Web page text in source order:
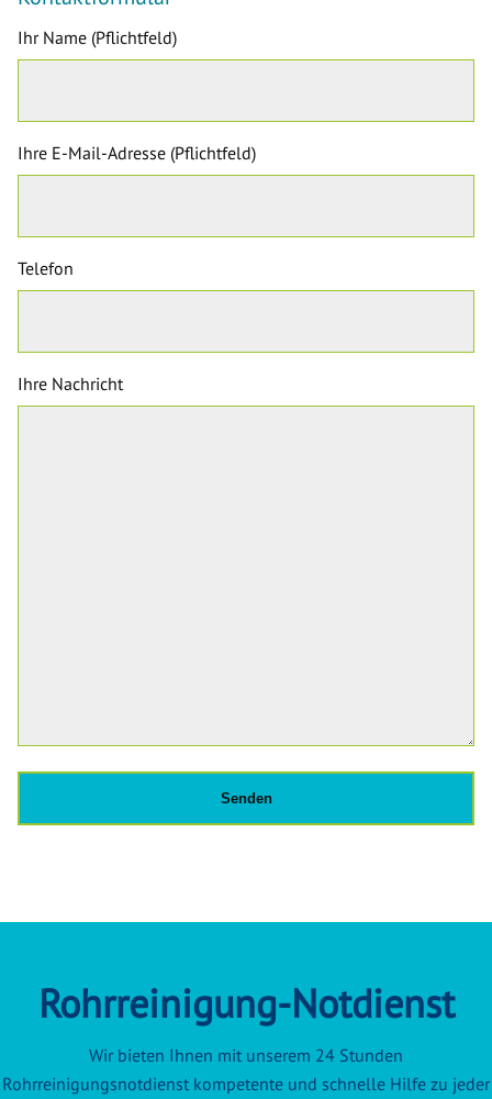
Ihr Name (Pflichtfeld)
Ihre E-Mail-Adresse (Pflichtfeld)
Telefon
Ihre Nachricht
Rohrreinigung-Notdienst
Wir bieten Ihnen mit unserem 24 Stunden
Rohrreinigungsnotdienst kompetente und schnelle Hilfe zu jeder